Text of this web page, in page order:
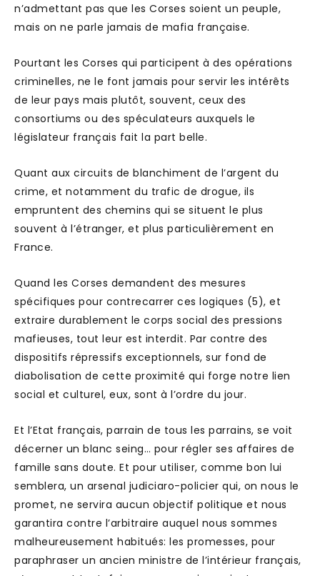
n’admettant pas que les Corses soient un peuple,
mais on ne parle jamais de mafia française.
Pourtant les Corses qui participent à des opérations
criminelles, ne le font jamais pour servir les intérêts
de leur pays mais plutôt, souvent, ceux des
consortiums ou des spéculateurs auxquels le
législateur français fait la part belle.
Quant aux circuits de blanchiment de l’argent du
crime, et notamment du trafic de drogue, ils
empruntent des chemins qui se situent le plus
souvent à l’étranger, et plus particulièrement en
France.
Quand les Corses demandent des mesures
spécifiques pour contrecarrer ces logiques (5), et
extraire durablement le corps social des pressions
mafieuses, tout leur est interdit. Par contre des
dispositifs répressifs exceptionnels, sur fond de
diabolisation de cette proximité qui forge notre lien
social et culturel, eux, sont à l’ordre du jour.
Et l’Etat français, parrain de tous les parrains, se voit
décerner un blanc seing… pour régler ses affaires de
famille sans doute. Et pour utiliser, comme bon lui
semblera, un arsenal judiciaro-policier qui, on nous le
promet, ne servira aucun objectif politique et nous
garantira contre l’arbitraire auquel nous sommes
malheureusement habitués: les promesses, pour
paraphraser un ancien ministre de l’intérieur français,